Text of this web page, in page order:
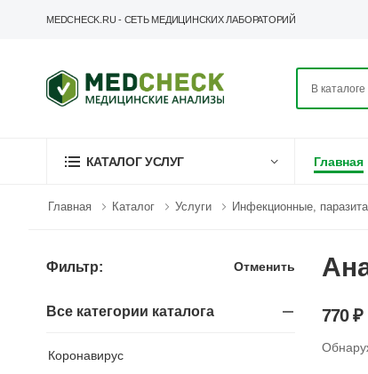
MEDCHECK.RU - СЕТЬ МЕДИЦИНСКИХ ЛАБОРАТОРИЙ
КАТАЛОГ УСЛУГ Главная
Главная Каталог Услуги Инфекционные,
Фильтр: Отменить
Все категории каталога
Коронавирус
770 ₽